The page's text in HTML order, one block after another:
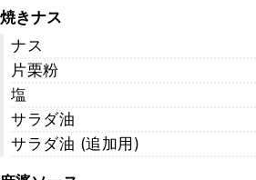
・クラシルInstagram
https://www.instagram.com/kurashiru/
・クラシルX
https://twitter.com/kurashiru0119
焼きナス
ナス
片栗粉
塩
サラダ油
サラダ油 (追加用)